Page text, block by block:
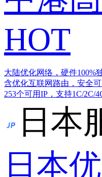
HOT
大陆优化网络，硬件100%
含优化互联网路由，安全可
253个可用IP，支持1C/2C/
日本
日本